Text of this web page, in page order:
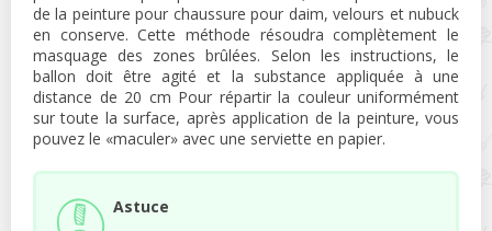
de la peinture pour chaussure pour daim, velours et nubuck
en conserve. Cette méthode résoudra complètement le
masquage des zones brûlées. Selon les instructions, le
ballon doit être agité et la substance appliquée à une
distance de 20 cm Pour répartir la couleur uniformément
sur toute la surface, après application de la peinture, vous
pouvez le «maculer» avec une serviette en papier.
Astuce